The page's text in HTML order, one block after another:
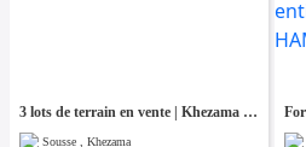
3 lots de terrain en vente | Khezama Jawhara Sousse
Sousse , Khezama